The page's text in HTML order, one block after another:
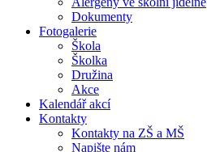
Dokumenty
Fotogalerie
Škola
Školka
Družina
Akce
Kalendář akcí
Kontakty
Kontakty na ZŠ a MŠ
Napište nám